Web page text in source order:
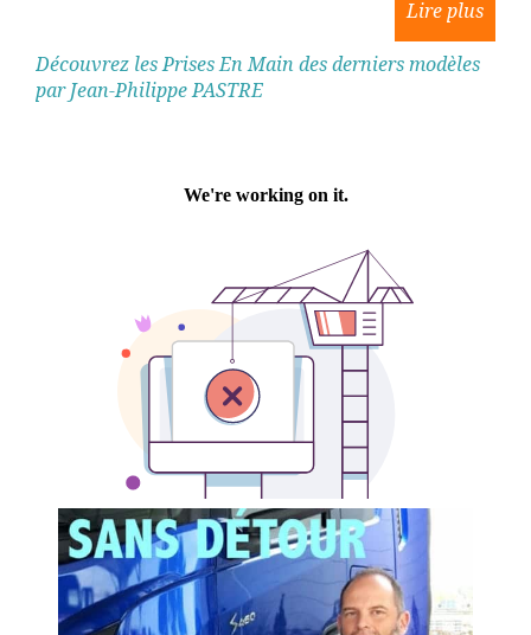
Découvrez les Prises En Main des derniers modèles
par Jean-Philippe PASTRE